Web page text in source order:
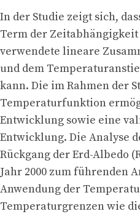
In der Studie zeigt sich,
Term der
verwendete lineare
und dem
kann. Die im Rahmen der
Temperaturfunktion
Entwicklung sowie eine
Entwicklung. Die Analyse
Rückgang der Erd-Albedo
Jahr 2000 zum führenden
Anwendung der
Temperaturgrenzen wie